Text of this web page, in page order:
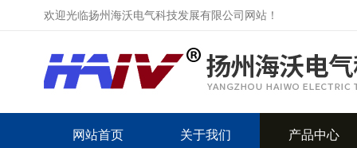
欢迎光临扬州海沃电气科技发展有限公司网站！
网站首页 关于我们 产品中心